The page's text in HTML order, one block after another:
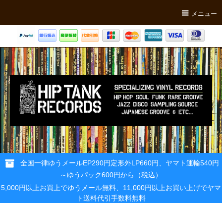
メニュー
全国一律ゆうメールEP290円定形外LP660円、ヤマト運輸540円
～ゆうパック600円から（税込）
5,000円以上お買上でゆうメール無料、11,000円以上お買い上げでヤマ
ト送料代引手数料無料